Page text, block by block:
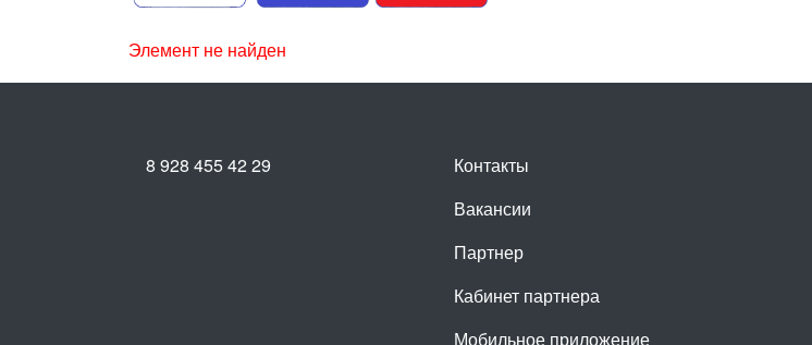
Элемент не найден
Контакты
Вакансии
Партнер
Кабинет партнера
Мобильное приложение
8 928 455 42 29